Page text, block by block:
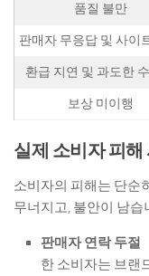
품질 불만
판매자 무응답 및 사이
환급 지연 및 과도한
보상 미이행
실제 소비자 피
소비자의 피해는 단순
무너지고, 불안이 남
판매자 연락 두절
한 소비자는 브랜